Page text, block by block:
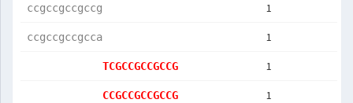
ccgccgccgccg 1
ccgccgccgcca 1
TCGCCGCCGCCG 1
CCGCCGCCGCCG 1